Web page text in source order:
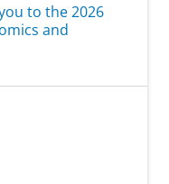
to the 2026
and